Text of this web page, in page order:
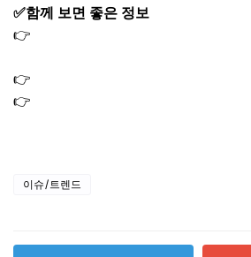
✅함께 보면 좋은 정보
👉
👉
👉
이슈/트렌드